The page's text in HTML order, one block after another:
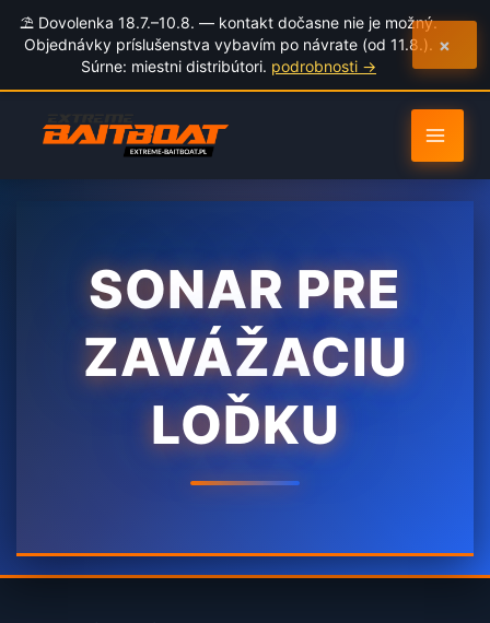
⛱️ Dovolenka 18.7.–10.8. — kontakt dočasne nie je možný.
Objednávky príslušenstva vybavím po návrate (od 11.8.).
Súrne: miestni distribútori. podrobnosti →
×
to
content
SONAR PRE
ZAVÁŽACIU
LOĎKU